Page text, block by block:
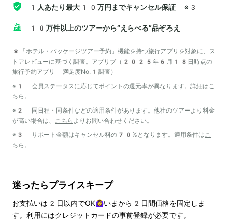
1人あたり最大10万円までキャンセル保証 ※3
10万件以上のツアーから“えらべる”品ぞろえ
*「ホテル・パッケージツアー予約」機能を持つ旅行アプリを対象に、ス
トアレビューに基づく調査。アプリブ（2025年6月18日時点の
旅行予約アプリ 満足度No.1調査）
※1 会員ステータスに応じてポイントの還元率が異なります。詳細はこ
ちら 。
※2 同日程・同条件などの適用条件があります。他社のツアーより料金
が高い場合は、 こちら よりお問い合わせください。
※3 サポート金額はキャンセル料の70%となります。適用条件はこ
ちら 。
迷ったらプライスキープ
お支払いは 2 日以内でOK🙆‍♀️いまから 2 日間価格を固定しま
す。利用にはクレジットカードの事前登録が必要です。